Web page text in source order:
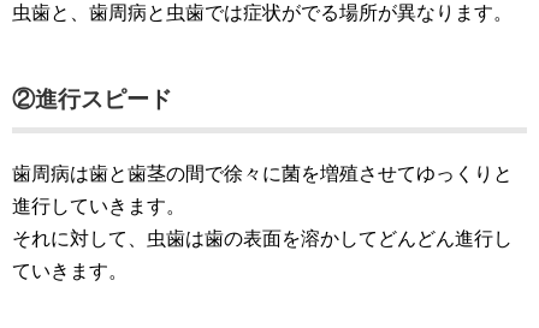
虫歯と、歯周病と虫歯では症状がでる場所が異なります。
②進行スピード
歯周病は歯と歯茎の間で徐々に菌を増殖させてゆっくりと
進行していきます。
それに対して、虫歯は歯の表面を溶かしてどんどん進行し
ていきます。